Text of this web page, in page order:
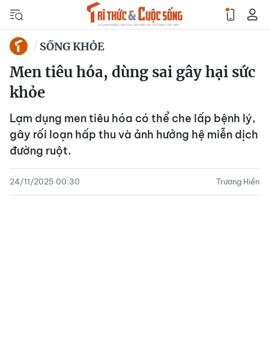
SỐNG KHỎE
Men tiêu hóa, dùng sai gây hại sức
khỏe
Lạm dụng men tiêu hóa có thể che lấp bệnh lý,
gây rối loạn hấp thu và ảnh hưởng hệ miễn dịch
đường ruột.
24/11/2025 00:30 Trương Hiền